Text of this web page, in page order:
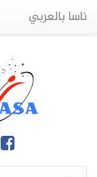
ناسا بالعربي